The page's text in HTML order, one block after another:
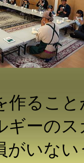
作るこ
ギーの
がいな